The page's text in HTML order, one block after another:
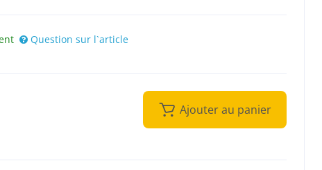
Question sur l`article
Ajouter au panier